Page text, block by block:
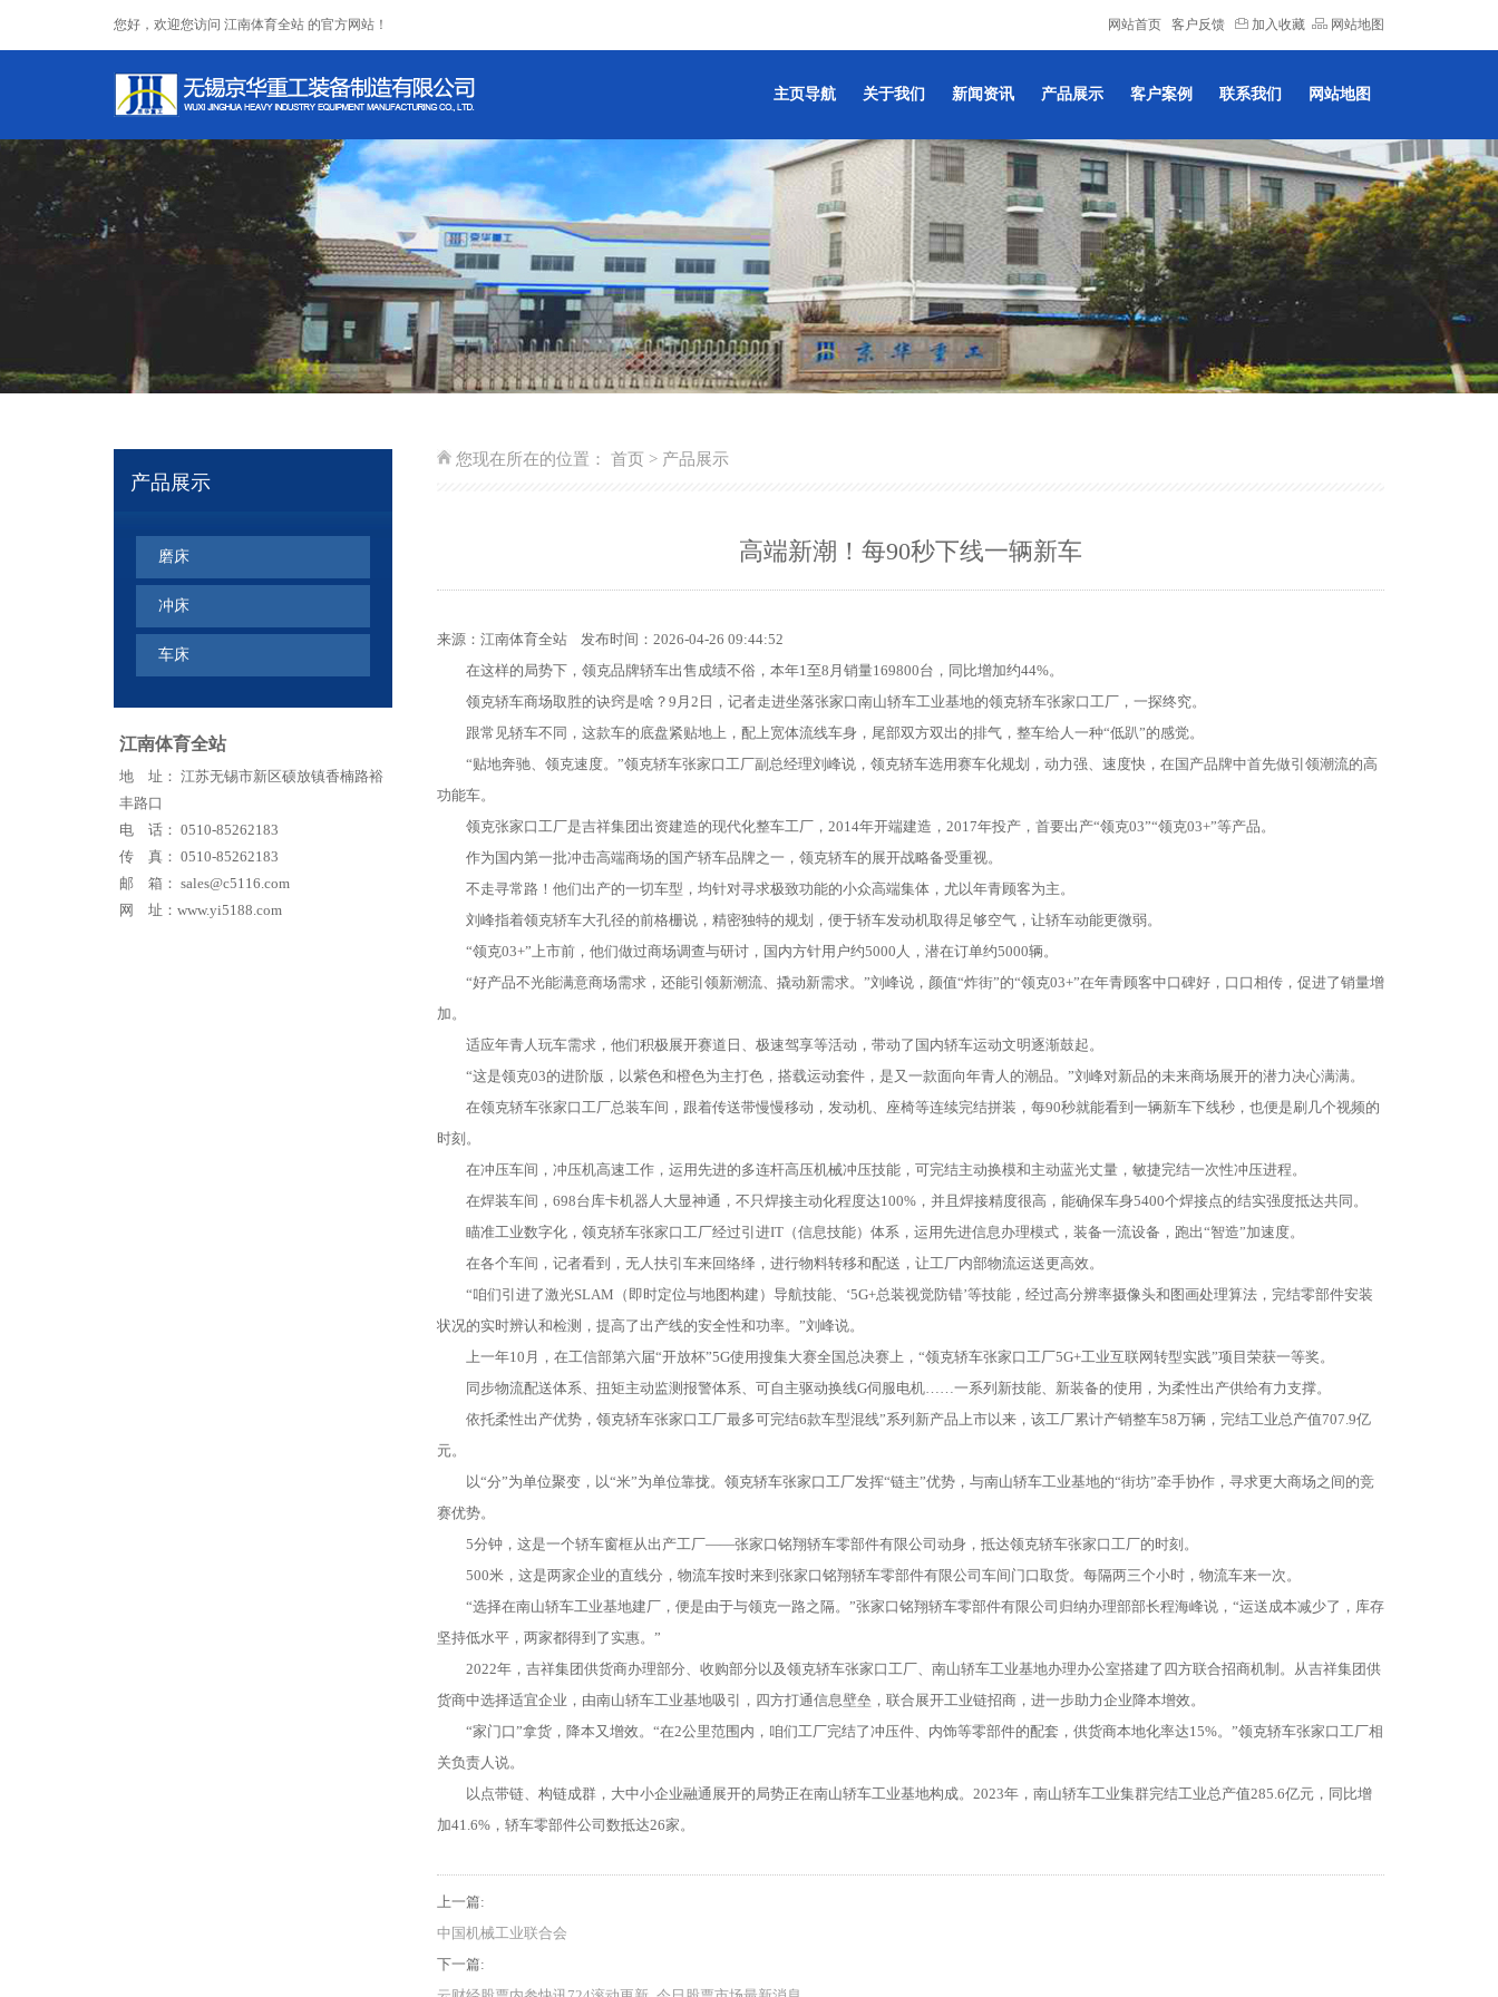
您好，欢迎您访问 江南体育全站 的官方网站！ 网站首页 客户反馈 加入收藏 网站地图
主页导航 关于我们 新闻资讯 产品展示 客户案例 联系我们 网站地图
产品展示
磨床
冲床
车床
江南体育全站
地 址： 江苏无锡市新区硕放镇香楠路裕
丰路口
电 话： 0510-85262183
传 真： 0510-85262183
邮 箱： sales@c5116.com
网 址：www.yi5188.com
您现在所在的位置： 首页 > 产品展示
高端新潮！每90秒下线一辆新车
来源： 江南体育全站 发布时间：2026-04-26 09:44:52
在这样的局势下，领克品牌轿车出售成绩不俗，本年1至8月销量169800台，同比增加约44%。
领克轿车商场取胜的诀窍是啥？9月2日，记者走进坐落张家口南山轿车工业基地的领克轿车张家口工厂，一探终究。
跟常见轿车不同，这款车的底盘紧贴地上，配上宽体流线车身，尾部双方双出的排气，整车给人一种“低趴”的感觉。
“贴地奔驰、领克速度。”领克轿车张家口工厂副总经理刘峰说，领克轿车选用赛车化规划，动力强、速度快，在国产品牌中首先做引领潮流的高
功能车。
领克张家口工厂是吉祥集团出资建造的现代化整车工厂，2014年开端建造，2017年投产，首要出产“领克03”“领克03+”等产品。
作为国内第一批冲击高端商场的国产轿车品牌之一，领克轿车的展开战略备受重视。
不走寻常路！他们出产的一切车型，均针对寻求极致功能的小众高端集体，尤以年青顾客为主。
刘峰指着领克轿车大孔径的前格栅说，精密独特的规划，便于轿车发动机取得足够空气，让轿车动能更微弱。
“领克03+”上市前，他们做过商场调查与研讨，国内方针用户约5000人，潜在订单约5000辆。
“好产品不光能满意商场需求，还能引领新潮流、撬动新需求。”刘峰说，颜值“炸街”的“领克03+”在年青顾客中口碑好，口口相传，促进了销量增
加。
适应年青人玩车需求，他们积极展开赛道日、极速驾享等活动，带动了国内轿车运动文明逐渐鼓起。
“这是领克03的进阶版，以紫色和橙色为主打色，搭载运动套件，是又一款面向年青人的潮品。”刘峰对新品的未来商场展开的潜力决心满满。
在领克轿车张家口工厂总装车间，跟着传送带慢慢移动，发动机、座椅等连续完结拼装，每90秒就能看到一辆新车下线秒，也便是刷几个视频的
时刻。
在冲压车间，冲压机高速工作，运用先进的多连杆高压机械冲压技能，可完结主动换模和主动蓝光丈量，敏捷完结一次性冲压进程。
在焊装车间，698台库卡机器人大显神通，不只焊接主动化程度达100%，并且焊接精度很高，能确保车身5400个焊接点的结实强度抵达共同。
瞄准工业数字化，领克轿车张家口工厂经过引进IT（信息技能）体系，运用先进信息办理模式，装备一流设备，跑出“智造”加速度。
在各个车间，记者看到，无人扶引车来回络绎，进行物料转移和配送，让工厂内部物流运送更高效。
“咱们引进了激光SLAM（即时定位与地图构建）导航技能、‘5G+总装视觉防错’等技能，经过高分辨率摄像头和图画处理算法，完结零部件安装
状况的实时辨认和检测，提高了出产线的安全性和功率。”刘峰说。
上一年10月，在工信部第六届“开放杯”5G使用搜集大赛全国总决赛上，“领克轿车张家口工厂5G+工业互联网转型实践”项目荣获一等奖。
同步物流配送体系、扭矩主动监测报警体系、可自主驱动换线G伺服电机……一系列新技能、新装备的使用，为柔性出产供给有力支撑。
依托柔性出产优势，领克轿车张家口工厂最多可完结6款车型混线”系列新产品上市以来，该工厂累计产销整车58万辆，完结工业总产值707.9亿
元。
以“分”为单位聚变，以“米”为单位靠拢。领克轿车张家口工厂发挥“链主”优势，与南山轿车工业基地的“街坊”牵手协作，寻求更大商场之间的竞
赛优势。
5分钟，这是一个轿车窗框从出产工厂——张家口铭翔轿车零部件有限公司动身，抵达领克轿车张家口工厂的时刻。
500米，这是两家企业的直线分，物流车按时来到张家口铭翔轿车零部件有限公司车间门口取货。每隔两三个小时，物流车来一次。
“选择在南山轿车工业基地建厂，便是由于与领克一路之隔。”张家口铭翔轿车零部件有限公司归纳办理部部长程海峰说，“运送成本减少了，库存
坚持低水平，两家都得到了实惠。”
2022年，吉祥集团供货商办理部分、收购部分以及领克轿车张家口工厂、南山轿车工业基地办理办公室搭建了四方联合招商机制。从吉祥集团供
货商中选择适宜企业，由南山轿车工业基地吸引，四方打通信息壁垒，联合展开工业链招商，进一步助力企业降本增效。
“家门口”拿货，降本又增效。“在2公里范围内，咱们工厂完结了冲压件、内饰等零部件的配套，供货商本地化率达15%。”领克轿车张家口工厂相
关负责人说。
以点带链、构链成群，大中小企业融通展开的局势正在南山轿车工业基地构成。2023年，南山轿车工业集群完结工业总产值285.6亿元，同比增
加41.6%，轿车零部件公司数抵达26家。
上一篇:
中国机械工业联合会
下一篇: